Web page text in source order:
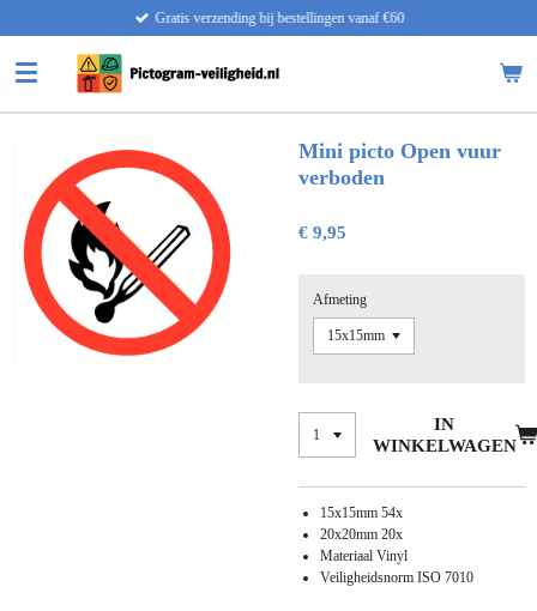
naar
de
hoofdinhoud
Gratis verzending bij bestellingen vanaf €60
Mini picto Open vuur
verboden
€ 9,95
Afmeting
IN
WINKELWAGEN
15x15mm 54x
20x20mm 20x
Materiaal Vinyl
Veiligheidsnorm ISO 7010